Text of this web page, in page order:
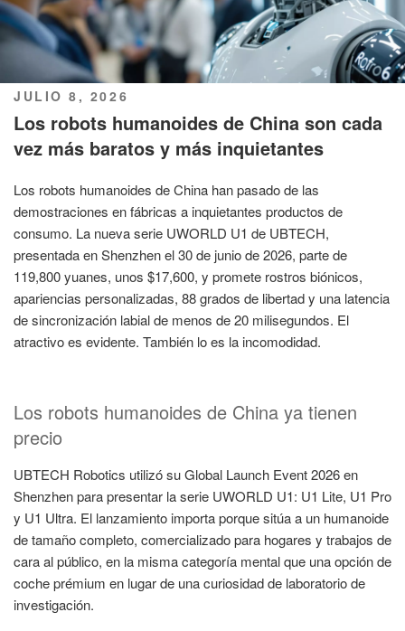
PUBLICADO
EL
JULIO 8, 2026
Los robots humanoides de China son cada
vez más baratos y más inquietantes
Los robots humanoides de China han pasado de las
demostraciones en fábricas a inquietantes productos de
consumo. La nueva serie UWORLD U1 de UBTECH,
presentada en Shenzhen el 30 de junio de 2026, parte de
119,800 yuanes, unos $17,600, y promete rostros biónicos,
apariencias personalizadas, 88 grados de libertad y una latencia
de sincronización labial de menos de 20 milisegundos. El
atractivo es evidente. También lo es la incomodidad.
Los robots humanoides de China ya tienen
precio
UBTECH Robotics utilizó su Global Launch Event 2026 en
Shenzhen para presentar la serie UWORLD U1: U1 Lite, U1 Pro
y U1 Ultra. El lanzamiento importa porque sitúa a un humanoide
de tamaño completo, comercializado para hogares y trabajos de
cara al público, en la misma categoría mental que una opción de
coche prémium en lugar de una curiosidad de laboratorio de
investigación.